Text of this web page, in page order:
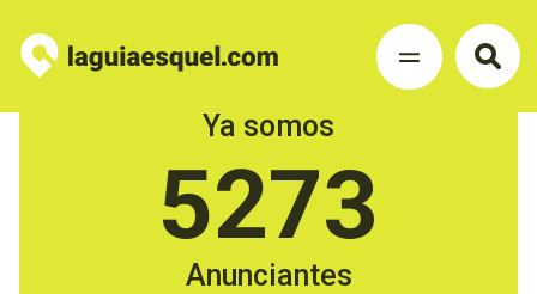
Ya somos
5273
Anunciantes